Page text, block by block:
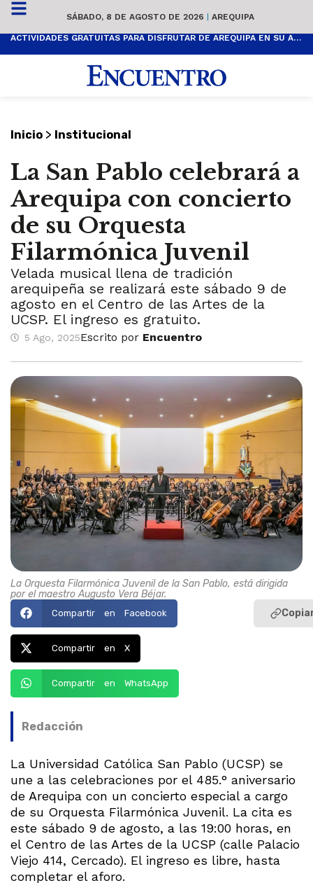
SÁBADO, 8 DE AGOSTO DE 2026 | AREQUIPA
ACTIVIDADES GRATUITAS PARA DISFRUTAR DE AREQUIPA EN SU ANIVERSARIO
Inicio > Institucional
La San Pablo celebrará a
Arequipa con concierto
de su Orquesta
Filarmónica Juvenil
Velada musical llena de tradición
arequipeña se realizará este sábado 9 de
agosto en el Centro de las Artes de la
UCSP. El ingreso es gratuito.
5 Ago, 2025Escrito por Encuentro
La Orquesta Filarmónica Juvenil de la San Pablo, está dirigida
por el maestro Augusto Vera Béjar.
Compartir en Facebook
Compartir en X
Compartir en WhatsApp
Redacción
La Universidad Católica San Pablo (UCSP) se
une a las celebraciones por el 485.° aniversario
de Arequipa con un concierto especial a cargo
de su Orquesta Filarmónica Juvenil. La cita es
este sábado 9 de agosto, a las 19:00 horas, en
el Centro de las Artes de la UCSP (calle Palacio
Viejo 414, Cercado). El ingreso es libre, hasta
completar el aforo.